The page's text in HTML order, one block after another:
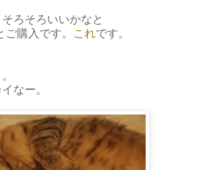
ろそろいいかなと
購入です。 これです。
なー。